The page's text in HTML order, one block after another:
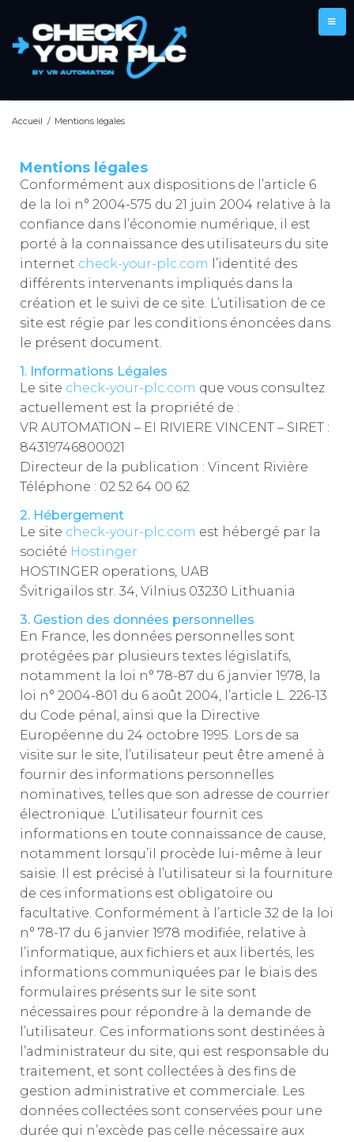
Accueil / Mentions légales
Mentions légales
Conformément aux dispositions de l’article 6
de la loi n° 2004-575 du 21 juin 2004 relative à la
confiance dans l’économie numérique, il est
porté à la connaissance des utilisateurs du site
internet check-your-plc.com
l’identité des
différents intervenants impliqués dans la
création et le suivi de ce site. L’utilisation de ce
site est régie par les conditions énoncées dans
le présent document.
1. Informations Légales
Le site check-your-plc.com que vous consultez
actuellement est la propriété de :
VR AUTOMATION – EI RIVIERE VINCENT – SIRET :
84319746800021
Directeur de la publication : Vincent Rivière
Téléphone : 02 52 64 00 62
2. Hébergement
Le site check-your-plc.com est hébergé par la
société Hostinger
HOSTINGER operations, UAB
Švitrigailos str. 34, Vilnius 03230 Lithuania
3. Gestion des données personnelles
En France, les données personnelles sont
protégées par plusieurs textes législatifs,
notamment la loi n° 78-87 du 6 janvier 1978, la
loi n° 2004-801 du 6 août 2004, l’article L. 226-13
du Code pénal, ainsi que la Directive
Européenne du 24 octobre 1995. Lors de sa
visite sur le site, l’utilisateur peut être amené à
fournir des informations personnelles
nominatives, telles que son adresse de courrier
électronique. L’utilisateur fournit ces
informations en toute connaissance de cause,
notamment lorsqu’il procède lui-même à leur
saisie. Il est précisé à l’utilisateur si la fourniture
de ces informations est obligatoire ou
facultative. Conformément à l’article 32 de la loi
n° 78-17 du 6 janvier 1978 modifiée, relative à
l’informatique, aux fichiers et aux libertés, les
informations communiquées par le biais des
formulaires présents sur le site sont
nécessaires pour répondre à la demande de
l’utilisateur. Ces informations sont destinées à
l’administrateur du site, qui est responsable du
traitement, et sont collectées à des fins de
gestion administrative et commerciale. Les
données collectées sont conservées pour une
durée qui n’excède pas celle nécessaire aux